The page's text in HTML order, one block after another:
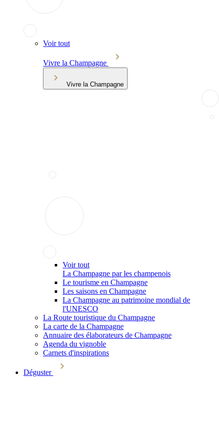
Voir tout
Vivre la Champagne
Vivre la Champagne
Voir tout
La Champagne par les champenois
Le tourisme en Champagne
Les saisons en Champagne
La Champagne au patrimoine mondial de
l'UNESCO
La Route touristique du Champagne
La carte de la Champagne
Annuaire des élaborateurs de Champagne
Agenda du vignoble
Carnets d'inspirations
Déguster